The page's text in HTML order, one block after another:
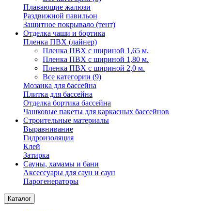
Плавающие жалюзи
Раздвижной павильон
Защитное покрывало (тент)
Отделка чаши и бортика
Пленка ПВХ (лайнер)
Пленка ПВХ с шириной 1,65 м.
Пленка ПВХ с шириной 1,80 м.
Пленка ПВХ с шириной 2,0 м.
Все категории (9)
Мозаика для бассейна
Плитка для бассейна
Отделка бортика бассейна
Чашковые пакеты для каркасных бассейнов
Строительные материалы
Выравнивание
Гидроизоляция
Клей
Затирка
Сауны, хамамы и бани
Аксессуары для саун и саун
Парогенераторы
Каталог